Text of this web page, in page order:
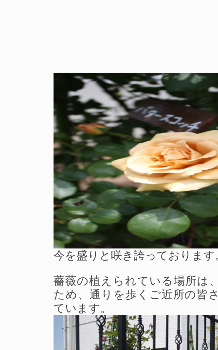
今を盛りと咲き誇っております
薔薇の植えられている場所は
ため、通りを歩くご近所の皆
ています。